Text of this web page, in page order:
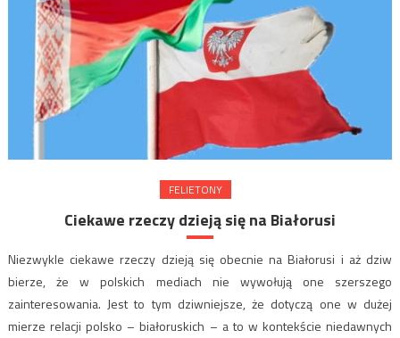
FELIETONY
Ciekawe rzeczy dzieją się na Białorusi
Niezwykle ciekawe rzeczy dzieją się obecnie na Białorusi i aż dziw
bierze, że w polskich mediach nie wywołują one szerszego
zainteresowania. Jest to tym dziwniejsze, że dotyczą one w dużej
mierze relacji polsko – białoruskich – a to w kontekście niedawnych